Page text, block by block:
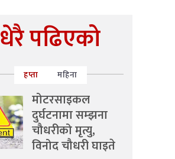
धेरै पढिएको
हप्ता महिना
मोटरसाइकल
दुर्घटनामा सम्झना
चौधरीको मृत्यु,
विनोद चौधरी घाइते